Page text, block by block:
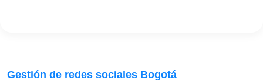
Gestión de redes sociales Bogotá